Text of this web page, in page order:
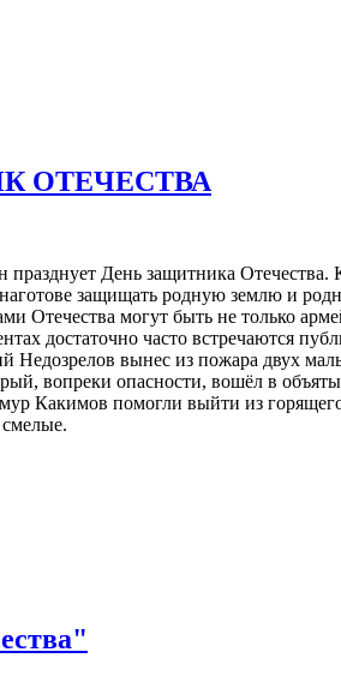
ОТЕЧЕСТВА
День защитника Отечества.
защищать родную землю и
Отечества могут быть не только
достаточно часто встречаются
Недозрелов вынес из пожара двух
вопреки опасности, вошёл в
Какимов помогли выйти из